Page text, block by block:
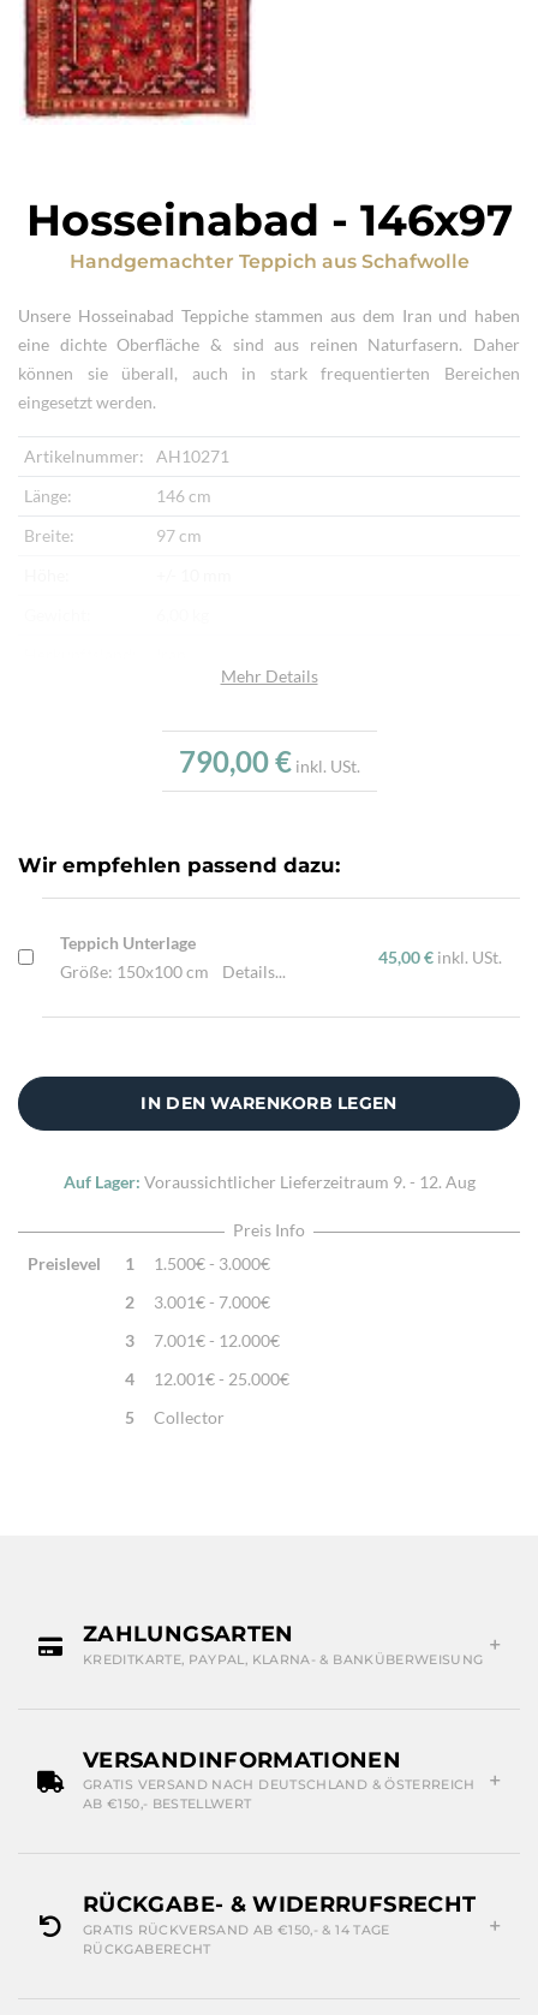
Hosseinabad - 146x97
Handgemachter Teppich aus Schafwolle
Unsere Hosseinabad Teppiche stammen aus dem Iran und haben
eine dichte Oberfläche & sind aus reinen Naturfasern. Daher
können sie überall, auch in stark frequentierten Bereichen
eingesetzt werden.
Artikelnummer:
AH10271
Länge:
146 cm
Breite:
97 cm
Schafwolle
Neu
Verarbeitung:
Mehr Details
790,00 € inkl. USt.
Wir empfehlen passend dazu:
Teppich Unterlage
Größe: 150x100 cm
Details...
45,00 € inkl. USt.
IN DEN WARENKORB LEGEN
Auf Lager: Voraussichtlicher Lieferzeitraum 9. - 12. Aug
Preis Info
Preislevel
1
1.500€ - 3.000€
2
3.001€ - 7.000€
3
7.001€ - 12.000€
4
12.001€ - 25.000€
5
Collector
ZAHLUNGSARTEN
KREDITKARTE, PAYPAL, KLARNA- & BANKÜBERWEISUNG
VERSANDINFORMATIONEN
GRATIS VERSAND NACH DEUTSCHLAND & ÖSTERREICH
AB €150,- BESTELLWERT
RÜCKGABE- & WIDERRUFSRECHT
GRATIS RÜCKVERSAND AB €150,- & 14 TAGE
RÜCKGABERECHT